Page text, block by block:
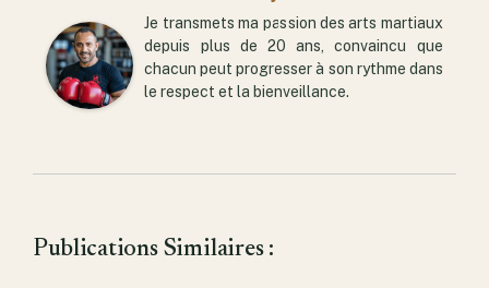
Je transmets ma passion des arts martiaux
depuis plus de 20 ans, convaincu que
chacun peut progresser à son rythme dans
le respect et la bienveillance.
Publications Similaires :